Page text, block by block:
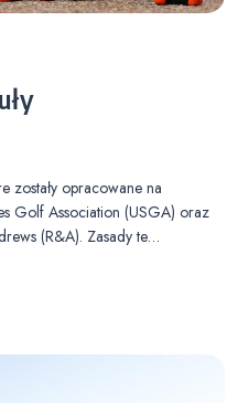
zostały opracowane na
Golf Association (USGA) oraz
(R&A). Zasady te…